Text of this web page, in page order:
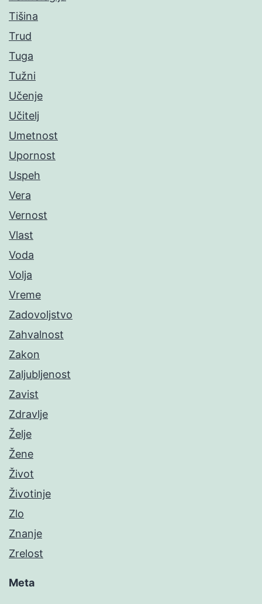
Tišina
Trud
Tuga
Tužni
Učenje
Učitelj
Umetnost
Upornost
Uspeh
Vera
Vernost
Vlast
Voda
Volja
Vreme
Zadovoljstvo
Zahvalnost
Zakon
Zaljubljenost
Zavist
Zdravlje
Želje
Žene
Život
Životinje
Zlo
Znanje
Zrelost
Meta